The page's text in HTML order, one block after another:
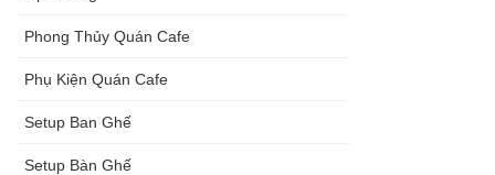
Phong Thủy Quán Cafe
Phụ Kiện Quán Cafe
Setup Ban Ghế
Setup Bàn Ghế